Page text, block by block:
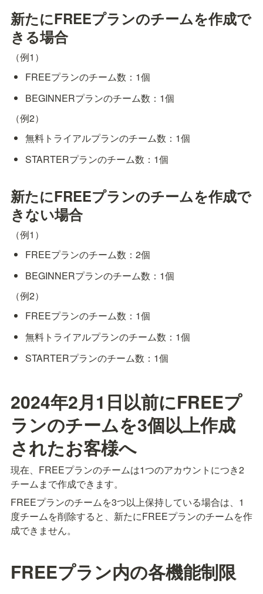
新たにFREEプランのチームを作成で
きる場合
（例1）
FREEプランのチーム数：1個
BEGINNERプランのチーム数：1個
（例2）
無料トライアルプランのチーム数：1個
STARTERプランのチーム数：1個
新たにFREEプランのチームを作成で
きない場合
（例1）
FREEプランのチーム数：2個
BEGINNERプランのチーム数：1個
（例2）
FREEプランのチーム数：1個
無料トライアルプランのチーム数：1個
STARTERプランのチーム数：1個
2024年2月1日以前にFREEプ
ランのチームを3個以上作成
されたお客様へ
現在、FREEプランのチームは1つのアカウントにつき2
チームまで作成できます。
FREEプランのチームを3つ以上保持している場合は、1
度チームを削除すると、新たにFREEプランのチームを作
成できません。
FREEプラン内の各機能制限